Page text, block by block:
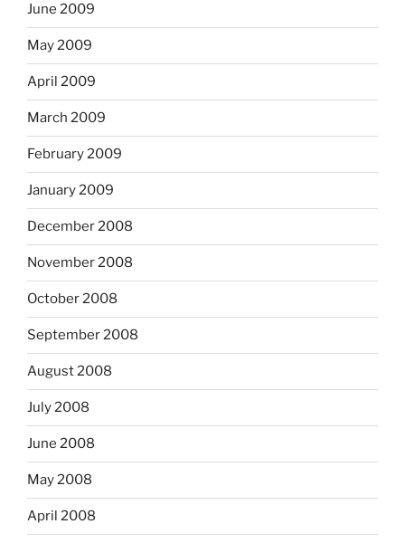
June 2009
May 2009
April 2009
March 2009
February 2009
January 2009
December 2008
November 2008
October 2008
September 2008
August 2008
July 2008
June 2008
May 2008
April 2008